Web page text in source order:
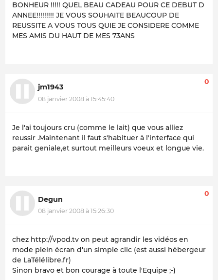
BONHEUR !!!!! QUEL BEAU CADEAU POUR CE DEBUT D
ANNEE!!!!!!!!! JE VOUS SOUHAITE BEAUCOUP DE
REUSSITE A VOUS TOUS QUIE JE CONSIDERE COMME
MES AMIS DU HAUT DE MES 73ANS
jm1943
08 janvier 2008 à 15:45:40
0
Je l'ai toujours cru (comme le lait) que vous alliez
reussir .Maintenant il faut s'habituer à l'interface qui
parait geniale,et surtout meilleurs voeux et longue vie.
Degun
08 janvier 2008 à 15:26:30
0
chez http://vpod.tv on peut agrandir les vidéos en
mode plein écran d'un simple clic (est aussi hébergeur
de LaTélélibre.fr)
Sinon bravo et bon courage à toute l'Equipe ;-)